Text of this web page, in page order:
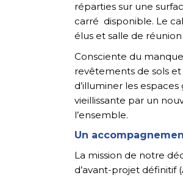
réparties sur une
carré disponible. Le
élus et salle de
Consciente du
revêtements de sols
d’illuminer les
vieillissante par un
l’ensemble.
Un
La mission de notre
d’avant-projet définitif